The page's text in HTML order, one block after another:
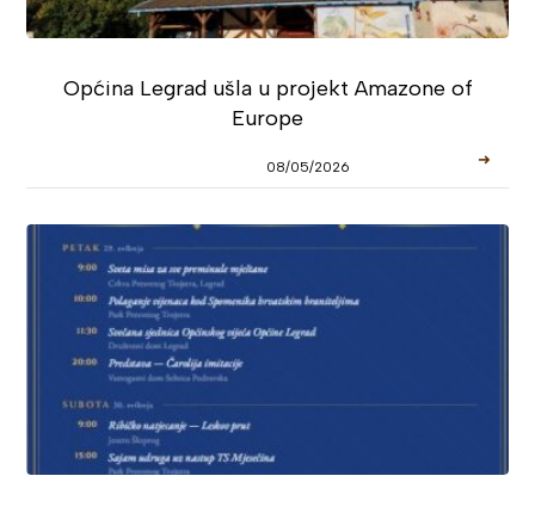
Općina Legrad ušla u projekt Amazone of
Europe
08/05/2026 ➜